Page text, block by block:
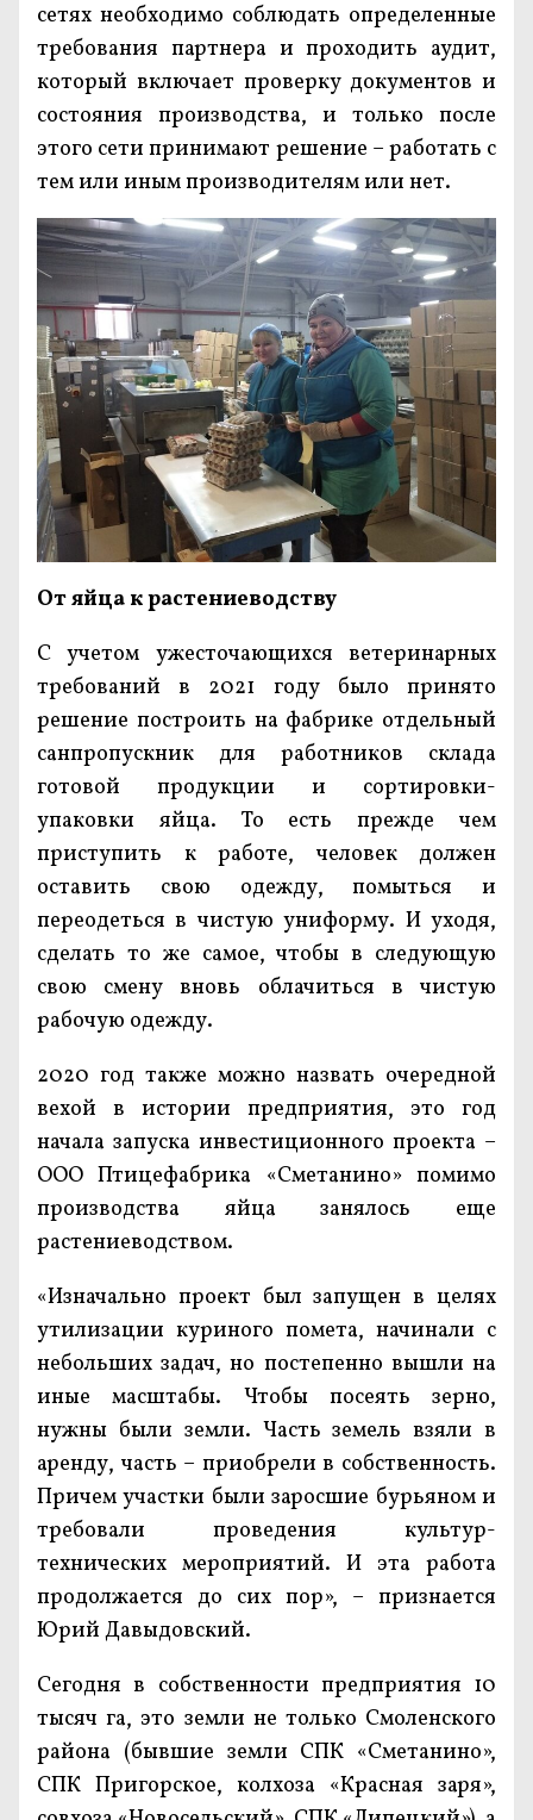
сетях необходимо соблюдать определенные
требования партнера и проходить аудит,
который включает проверку документов и
состояния производства, и только после
этого сети принимают решение – работать с
тем или иным производителям или нет.
От яйца к растениеводству
С учетом ужесточающихся ветеринарных
требований в 2021 году было принято
решение построить на фабрике отдельный
санпропускник для работников склада
готовой продукции и сортировки-
упаковки яйца. То есть прежде чем
приступить к работе, человек должен
оставить свою одежду, помыться и
переодеться в чистую униформу. И уходя,
сделать то же самое, чтобы в следующую
свою смену вновь облачиться в чистую
рабочую одежду.
2020 год также можно назвать очередной
вехой в истории предприятия, это год
начала запуска инвестиционного проекта –
ООО Птицефабрика «Сметанино» помимо
производства яйца занялось еще
растениеводством.
«Изначально проект был запущен в целях
утилизации куриного помета, начинали с
небольших задач, но постепенно вышли на
иные масштабы. Чтобы посеять зерно,
нужны были земли. Часть земель взяли в
аренду, часть – приобрели в собственность.
Причем участки были заросшие бурьяном и
требовали проведения культур-
технических мероприятий. И эта работа
продолжается до сих пор», – признается
Юрий Давыдовский.
Сегодня в собственности предприятия 10
тысяч га, это земли не только Смоленского
района (бывшие земли СПК «Сметанино»,
СПК Пригорское, колхоза «Красная заря»,